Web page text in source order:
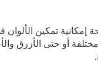
إمكانية تمكين
مختلفة أو حتى الأزرق